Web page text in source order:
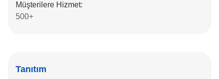
Müşterilere Hizmet:
500+
Tanıtım